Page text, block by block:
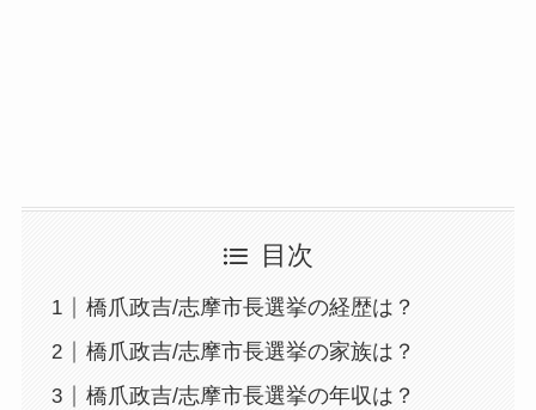
目次
橋爪政吉/志摩市長選挙の経歴は？
橋爪政吉/志摩市長選挙の家族は？
橋爪政吉/志摩市長選挙の年収は？